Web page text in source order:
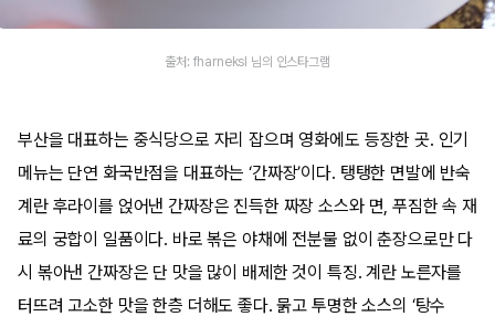
출처: fharneksl 님의 인스타그램
부산을 대표하는 중식당으로 자리 잡으며 영화에도 등장한 곳. 인기
메뉴는 단연 화국반점을 대표하는 ‘간짜장’이다. 탱탱한 면발에 반숙
계란 후라이를 얹어낸 간짜장은 진득한 짜장 소스와 면, 푸짐한 속 재
료의 궁합이 일품이다. 바로 볶은 야채에 전분물 없이 춘장으로만 다
시 볶아낸 간짜장은 단 맛을 많이 배제한 것이 특징. 계란 노른자를
터뜨려 고소한 맛을 한층 더해도 좋다. 묽고 투명한 소스의 ‘탕수